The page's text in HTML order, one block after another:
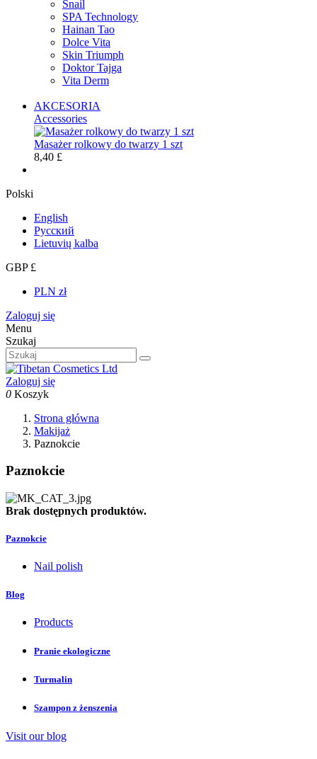
Snail
SPA Technology
Hainan Tao
Dolce Vita
Skin Triumph
Doktor Tajga
Vita Derm
AKCESORIA
Accessories
Masażer rolkowy do twarzy 1 szt
8,40 £
Polski
English
Русский
Lietuvių kalba
GBP £
PLN zł
Zaloguj się
Menu
Szukaj
Zaloguj się
0 Koszyk
Strona główna
Makijaż
Paznokcie
Paznokcie
Brak dostępnych produktów.
Paznokcie
Nail polish
Blog
Products
Pranie ekologiczne
Turmalin
Szampon z żenszenia
Visit our blog